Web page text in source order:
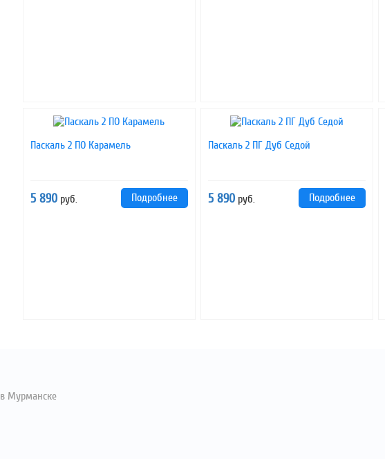
Паскаль 2 ПО Карамель
5 890 руб. Подробнее
Паскаль 2 ПГ Дуб Седой
5 890 руб. Подробнее
в Мурманске